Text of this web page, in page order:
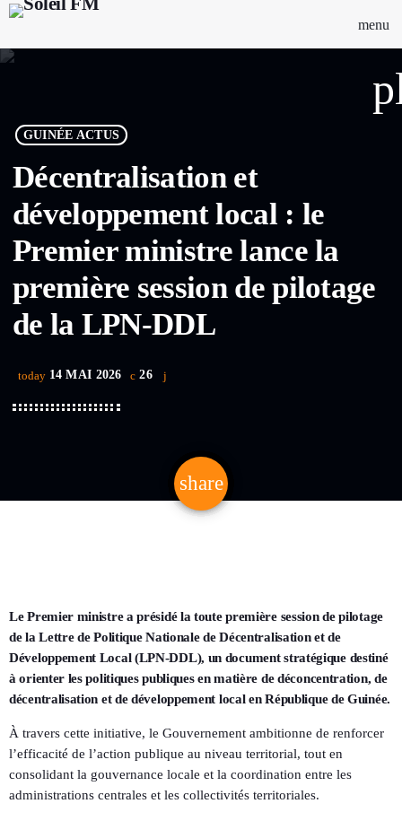
menu
GUINÉE ACTUS
Décentralisation et
développement local : le
Premier ministre lance la
première session de pilotage
de la LPN-DDL
today 14 MAI 2026 26
share
email
Le Premier ministre a présidé la toute première session de pilotage
de la Lettre de Politique Nationale de Décentralisation et de
Développement Local (LPN-DDL), un document stratégique destiné
à orienter les politiques publiques en matière de déconcentration, de
décentralisation et de développement local en République de Guinée.
À travers cette initiative, le Gouvernement ambitionne de renforcer
l’efficacité de l’action publique au niveau territorial, tout en
consolidant la gouvernance locale et la coordination entre les
administrations centrales et les collectivités territoriales.